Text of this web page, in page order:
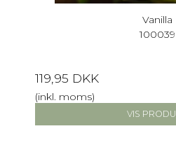
Vanilla
100039
119,95 DKK
(inkl. moms)
VIS